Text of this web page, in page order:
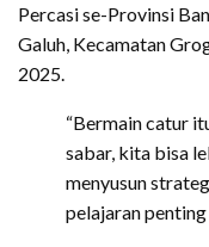
Percasi se-Provinsi
Galuh, Kecamatan
2025.
“Bermain catur
sabar, kita bisa
menyusun
pelajaran penting